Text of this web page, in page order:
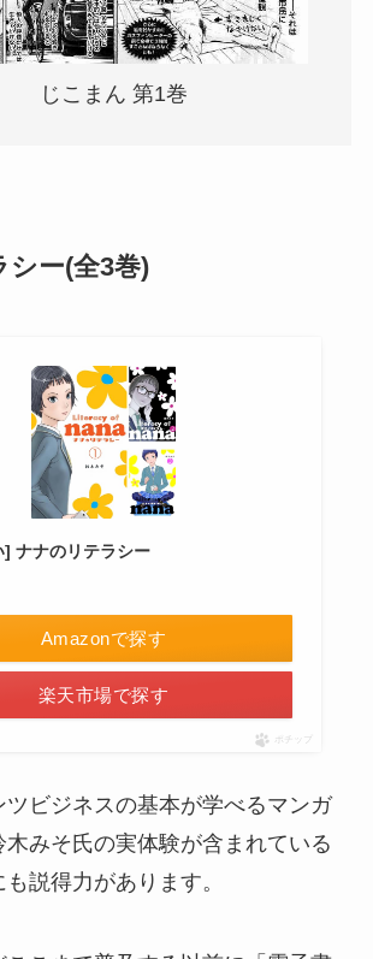
じこまん 第1巻
ー(全3巻)
ナナのリテラシー
Amazonで探す
楽天市場で探す
ポチップ
ビジネスの基本が学べるマンガ
みそ氏の実体験が含まれている
説得力があります。